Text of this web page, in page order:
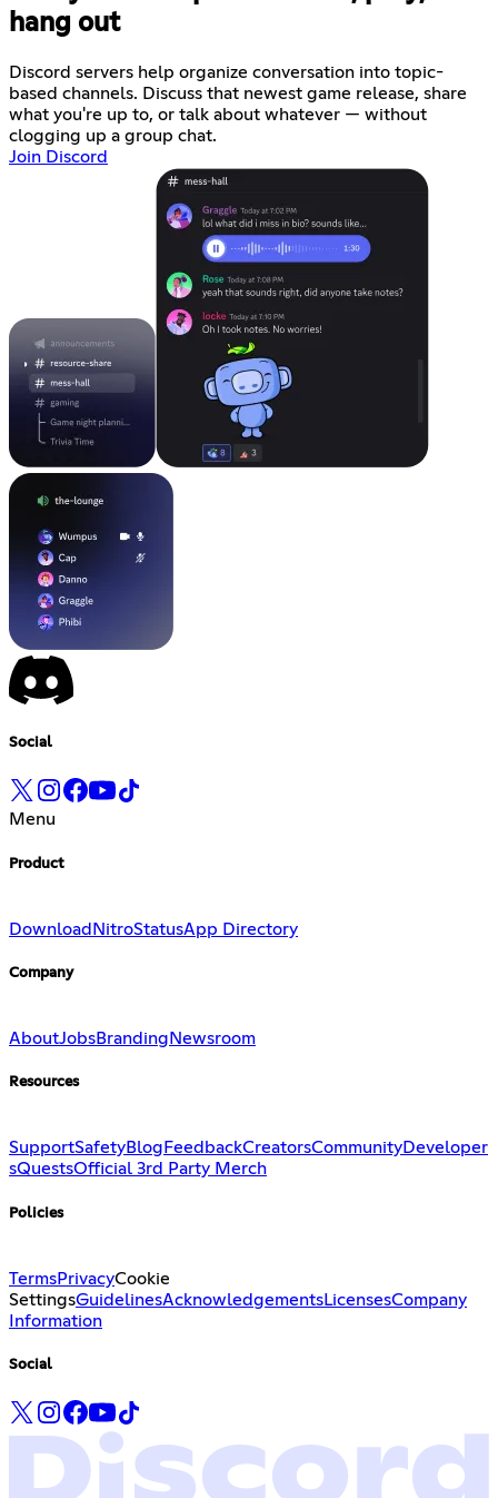
hang out
Discord servers help organize conversation into topic-
based channels. Discuss that newest game release, share
what you're up to, or talk about whatever — without
clogging up a group chat.
Join Discord
Social
Menu
Product
Download NitroStatusApp Directory
Company
AboutJobsBranding Newsroom
Resources
SupportSafetyBlog FeedbackCreatorsCommunityDeveloper
sQuestsOfficial 3rd Party Merch
Policies
TermsPrivacyCookie
SettingsGuidelinesAcknowledgementsLicensesCompany
Information
Social